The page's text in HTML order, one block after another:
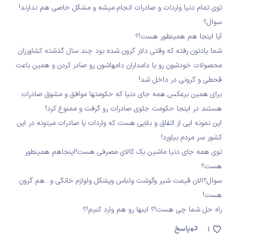
توی تمام دنیا واردات و صادرات انجام میشه و مشکل خاصی هم ندارند!
سوال؟
آیا اینجا هم همینطور هست!؟
شما یادتون رفته که وقتی دلار گرون شده بود چند سال گذشته کشاورزان
محصولات خودشون رو یا دامداران دامهاشون رو صادر کردن و همین باعث
قحطی و گرونی در داخل شد!
برای همین برعکس همه جای دنیا که حکومتها موافق و مشوق صادرات
هستند در اینجا حکومت جلوی صادرات رو گرفت و ممنوع کرد!
این نمونه ایی از اتفاق و بلایی هست که واردات یا صادرات میتونه در این
کشور سر مردم بیاورد!
توی همه جای دنیا ماشین یک کالای مصرفی هست!اینجاهم همینطور
هست؟
سوال؟الان قیمت شیر وگوشت ولباس وپشکل ولوازم خانگی و...هم گرون
هست!
راه حل شما چی هست!؟ اینها رو هم وارد کنیم!؟
پاسخ
1